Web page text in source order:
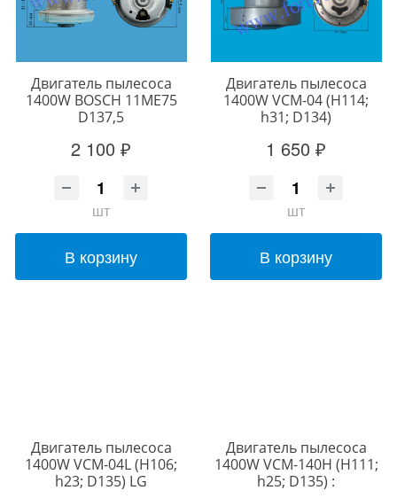
Двигатель пылесоса
1400W BOSCH 11ME75
D137,5
2 100 ₽
шт
В корзину
Двигатель пылесоса
1400W VCM-04 (H114;
h31; D134)
1 650 ₽
шт
В корзину
Двигатель пылесоса
1400W VCM-04L (H106;
h23; D135) LG
Двигатель пылесоса
1400W VCM-140H (H111;
h25; D135) :